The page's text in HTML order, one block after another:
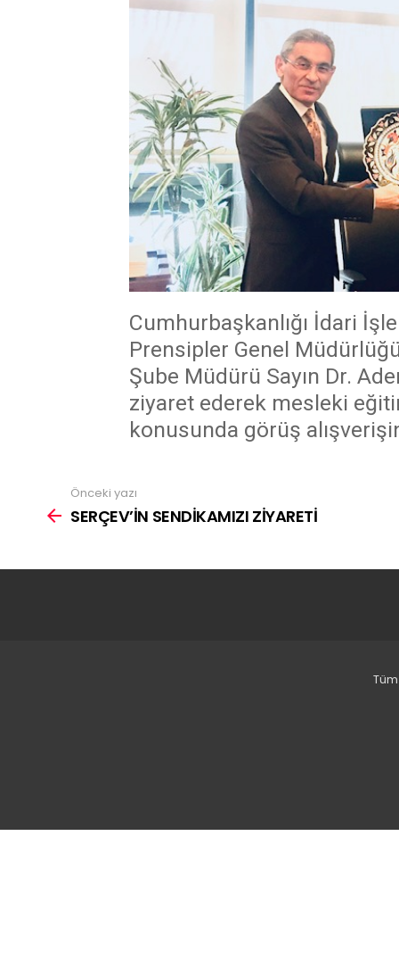
Cumhurbaşkanlığı İdari
Prensipler Genel
Şube Müdürü Sayın Dr.
ziyaret ederek mesleki
konusunda görüş
daha
fazlasını
Önceki yazı
SERÇEV’İN SENDİKAMIZI ZİYARETİ